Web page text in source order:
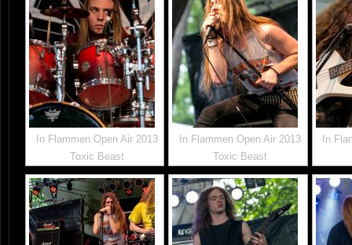
In Flammen Open Air 2013
Toxic Beast
In Flammen Open Air 2013
Toxic Beast
In